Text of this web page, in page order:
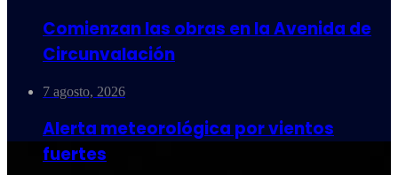
Comienzan las obras en la Avenida de
Circunvalación
7 agosto, 2026
Alerta meteorológica por vientos
fuertes